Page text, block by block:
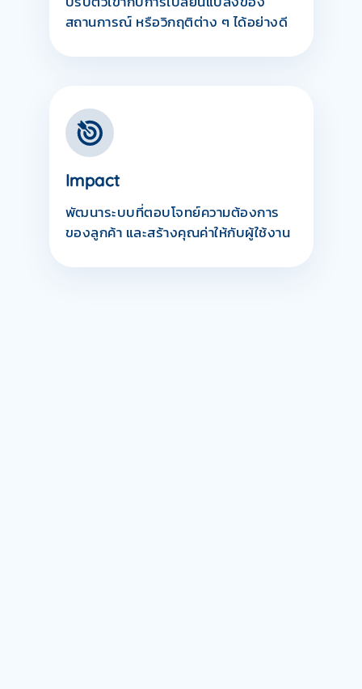
สถานการณ์ หรือวิกฤติต่าง ๆ ได้อย่างดี
Impact
พัฒนาระบบที่ตอบโจทย์ความต้องการ
ของลูกค้า และสร้างคุณค่าให้กับผู้ใช้งาน